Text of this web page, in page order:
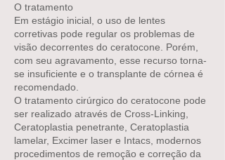
O tratamento
Em estágio inicial, o uso de lentes
corretivas pode regular os problemas de
visão decorrentes do ceratocone. Porém,
com seu agravamento, esse recurso torna-
se insuficiente e o transplante de córnea é
recomendado.
O tratamento cirúrgico do ceratocone pode
ser realizado através de Cross-Linking,
Ceratoplastia penetrante, Ceratoplastia
lamelar, Excimer laser e Intacs, modernos
procedimentos de remoção e correção da